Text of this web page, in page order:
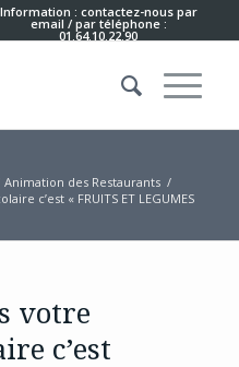
Information : contactez-nous par
email / par téléphone :
01.64.10.22.90
Animation des Restaurants /
c’est « FRUITS ET LEGUMES
votre
c’est